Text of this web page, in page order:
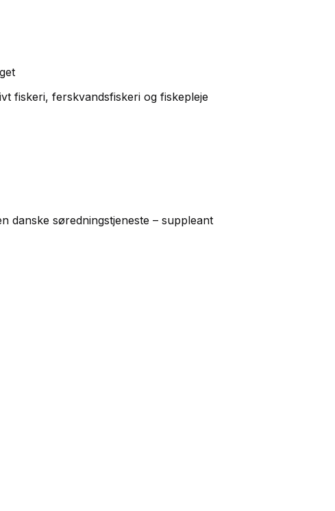
fiskeri, ferskvandsfiskeri og fiskepleje
danske søredningstjeneste – suppleant